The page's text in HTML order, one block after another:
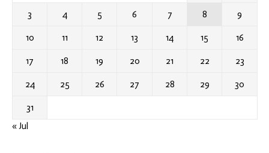
3 4 5 6 7 8 9
10 11 12 13 14 15 16
17 18 19 20 21 22 23
24 25 26 27 28 29 30
31
« Jul